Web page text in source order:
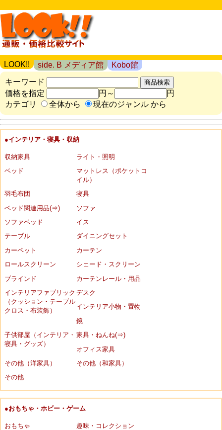
LOOK!! side. B メディア館
Kobo館
キーワード
価格を指定
円～
円
カテゴリ
全体から 現在のジャンル から
●インテリア・寝具・収納
収納家具
ライト・照明
ベッド
マットレス（ポケットコ
イル）
羽毛布団
寝具
ベッド関連用品(⇒)
ソファ
ソファベッド
イス
テーブル
ダイニングセット
カーペット
カーテン
ロールスクリーン
シェード・スクリーン
ブラインド
カーテンレール・用品
インテリアファブリック
（クッション・テーブル
クロス・布装飾）
デスク
インテリア小物・置物
鏡
子供部屋（インテリア・
寝具・グッズ）
家具・ねんね(⇒)
オフィス家具
その他（洋家具）
その他（和家具）
その他
●おもちゃ・ホビー・ゲーム
おもちゃ
趣味・コレクション